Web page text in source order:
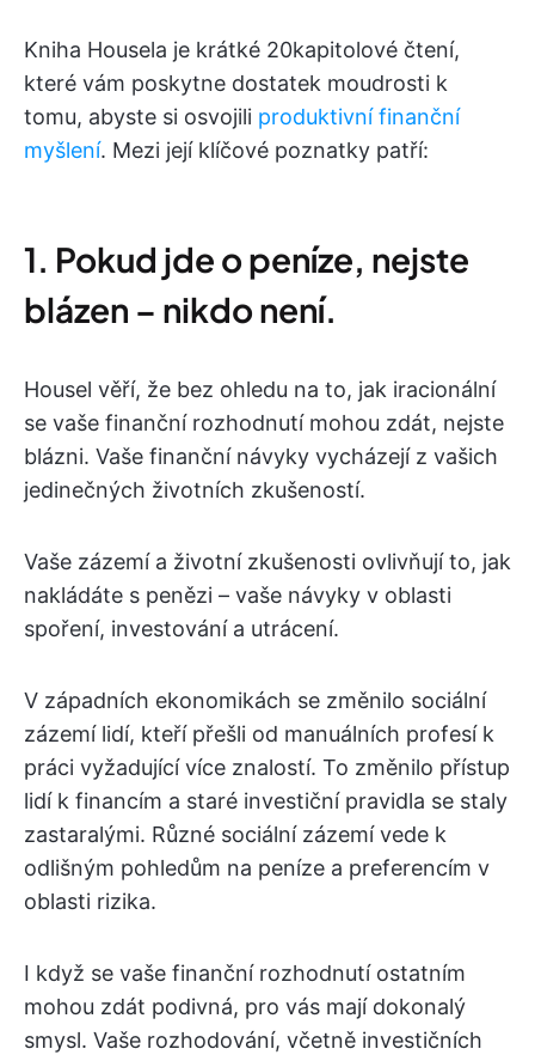
Kniha Housela je krátké 20kapitolové čtení,
které vám poskytne dostatek moudrosti k
tomu, abyste si osvojili produktivní finanční
myšlení. Mezi její klíčové poznatky patří:
1. Pokud jde o peníze, nejste
blázen – nikdo není.
Housel věří, že bez ohledu na to, jak iracionální
se vaše finanční rozhodnutí mohou zdát, nejste
blázni. Vaše finanční návyky vycházejí z vašich
jedinečných životních zkušeností.
Vaše zázemí a životní zkušenosti ovlivňují to, jak
nakládáte s penězi – vaše návyky v oblasti
spoření, investování a utrácení.
V západních ekonomikách se změnilo sociální
zázemí lidí, kteří přešli od manuálních profesí k
práci vyžadující více znalostí. To změnilo přístup
lidí k financím a staré investiční pravidla se staly
zastaralými. Různé sociální zázemí vede k
odlišným pohledům na peníze a preferencím v
oblasti rizika.
I když se vaše finanční rozhodnutí ostatním
mohou zdát podivná, pro vás mají dokonalý
smysl. Vaše rozhodování, včetně investičních